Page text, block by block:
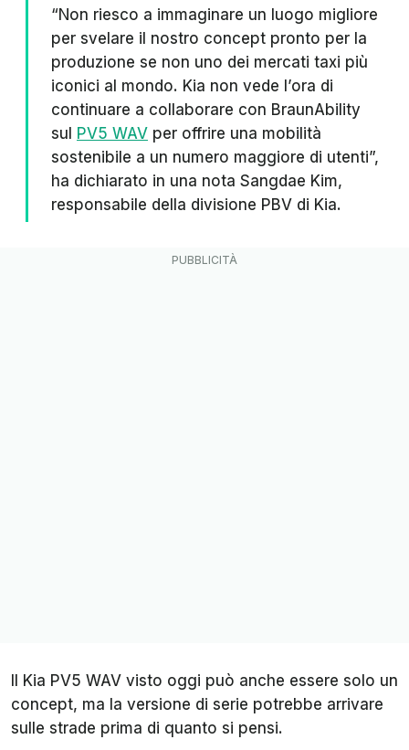
“Non riesco a immaginare un luogo migliore
per svelare il nostro concept pronto per la
produzione se non uno dei mercati taxi più
iconici al mondo. Kia non vede l’ora di
continuare a collaborare con BraunAbility
sul PV5 WAV per offrire una mobilità
sostenibile a un numero maggiore di utenti”,
ha dichiarato in una nota Sangdae Kim,
responsabile della divisione PBV di Kia.
Il Kia PV5 WAV visto oggi può anche essere solo un
concept, ma la versione di serie potrebbe arrivare
sulle strade prima di quanto si pensi.